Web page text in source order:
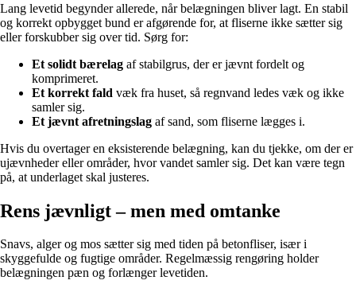
Lang levetid begynder allerede, når belægningen bliver lagt. En stabil
og korrekt opbygget bund er afgørende for, at fliserne ikke sætter sig
eller forskubber sig over tid. Sørg for:
Et solidt bærelag af stabilgrus, der er jævnt fordelt og
komprimeret.
Et korrekt fald væk fra huset, så regnvand ledes væk og ikke
samler sig.
Et jævnt afretningslag af sand, som fliserne lægges i.
Hvis du overtager en eksisterende belægning, kan du tjekke, om der er
ujævnheder eller områder, hvor vandet samler sig. Det kan være tegn
på, at underlaget skal justeres.
Rens jævnligt – men med omtanke
Snavs, alger og mos sætter sig med tiden på betonfliser, især i
skyggefulde og fugtige områder. Regelmæssig rengøring holder
belægningen pæn og forlænger levetiden.